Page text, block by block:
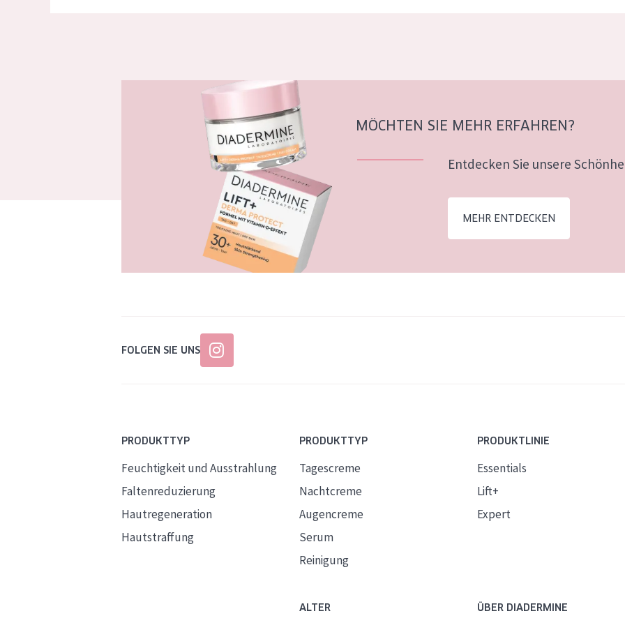
MÖCHTEN SIE MEHR ERFAHREN?
Entdecken Sie unsere
MEHR ENTDECKEN
FOLGEN SIE UNS
PRODUKTTYP
Feuchtigkeit und Ausstrahlung
Faltenreduzierung
Hautregeneration
Hautstraffung
PRODUKTTYP
Tagescreme
Nachtcreme
Augencreme
Serum
Reinigung
PRODUKTLINIE
Essentials
Lift+
Expert
ALTER ÜBER DIADERMINE